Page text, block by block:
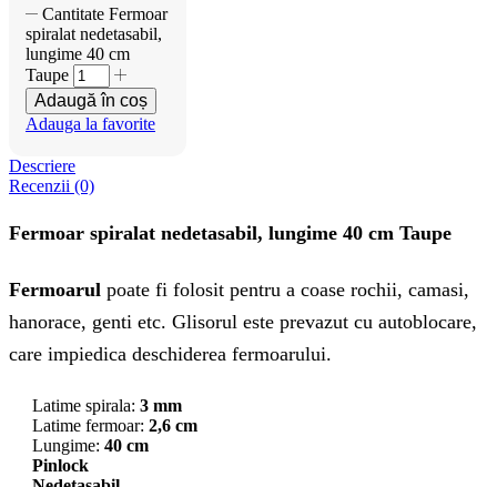
Cantitate Fermoar
spiralat nedetasabil,
lungime 40 cm
Taupe
Adaugă în coș
Adauga la favorite
Descriere
Recenzii (0)
Fermoar spiralat nedetasabil, lungime 40 cm Taupe
Fermoarul poate fi folosit pentru a coase rochii, camasi,
hanorace, genti etc. Glisorul este prevazut cu autoblocare,
care impiedica deschiderea fermoarului.
Latime spirala: 3 mm
Latime fermoar: 2,6 cm
Lungime: 40 cm
Pinlock